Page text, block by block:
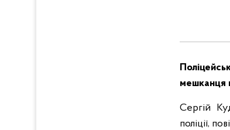
мешканця
Сергій
поліції,